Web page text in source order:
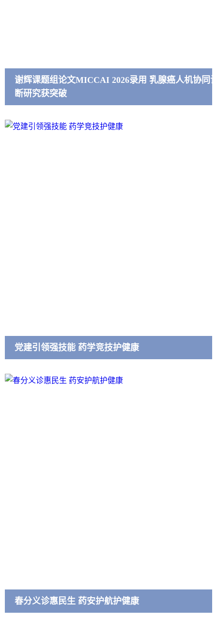
谢辉课题组论文MICCAI 2026录用 乳腺癌人机协同
断研究获突破
党建引领强技能 药学竞技护健康
春分义诊惠民生 药安护航护健康